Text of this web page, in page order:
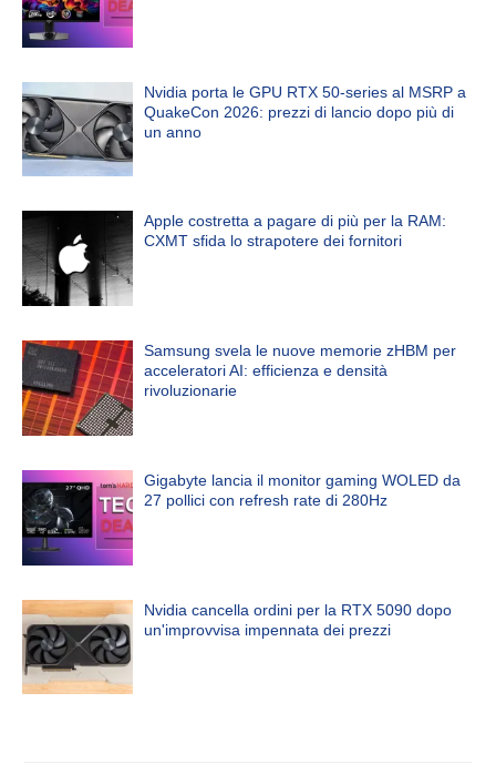
Nvidia porta le GPU RTX 50-series al MSRP a
QuakeCon 2026: prezzi di lancio dopo più di
un anno
Apple costretta a pagare di più per la RAM:
CXMT sfida lo strapotere dei fornitori
Samsung svela le nuove memorie zHBM per
acceleratori AI: efficienza e densità
rivoluzionarie
Gigabyte lancia il monitor gaming WOLED da
27 pollici con refresh rate di 280Hz
Nvidia cancella ordini per la RTX 5090 dopo
un'improvvisa impennata dei prezzi